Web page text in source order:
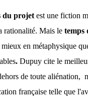
du projet est une fiction
rationalité. Mais le temps
en métaphysique
. Dupuy cite le
de toute aliénation,
française telle que